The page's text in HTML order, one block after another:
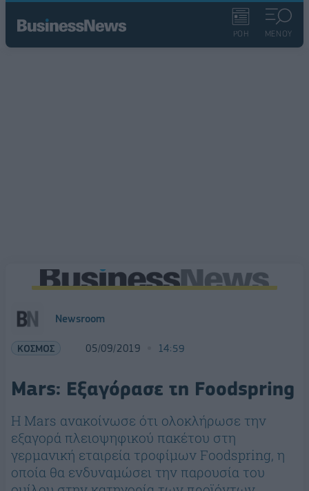
ΡΟΗ ΜΕΝΟΥ
Newsroom
ΚΟΣΜΟΣ 05/09/2019 14:59
Mars: Εξαγόρασε τη Foodspring
H Mars ανακοίνωσε ότι ολοκλήρωσε την
εξαγορά πλειοψηφικού πακέτου στη
γερμανική εταιρεία τροφίμων Foodspring, η
οποία θα ενδυναμώσει την παρουσία του